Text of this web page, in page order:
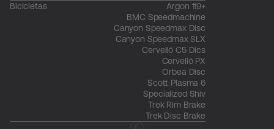
Bicicletas
Argon 119+
BMC Speedmachine
Canyon Speedmax Disc
Canyon Speedmax SLX
Cervelló C5 Dics
Cervelló PX
Orbea Disc
Scott Plasma 6
Specialized Shiv
Trek Rim Brake
Trek Disc Brake